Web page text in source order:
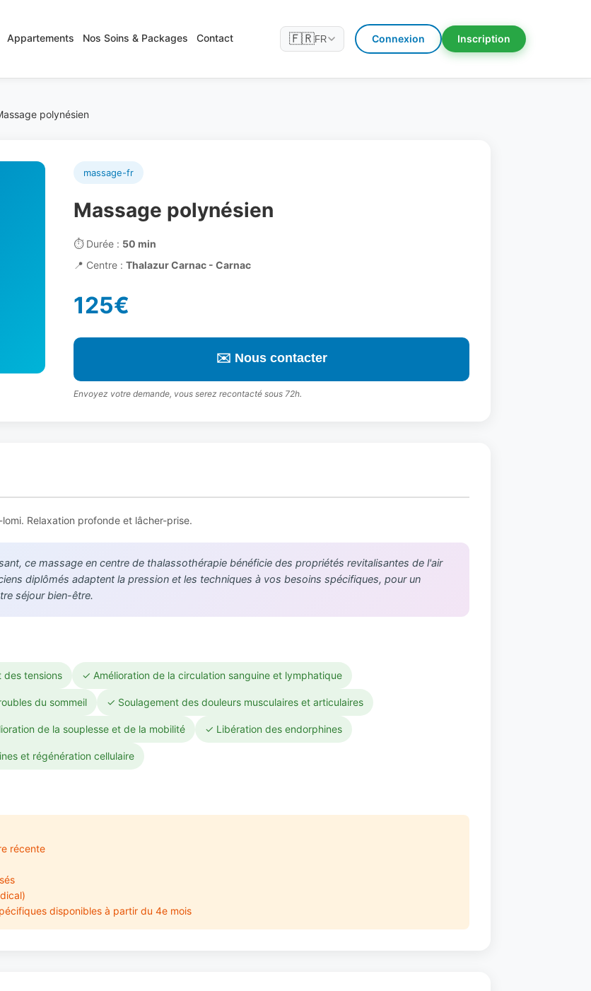
Appartements Nos Soins & Packages Contact 🇫🇷FR Connexion Inscription
polynésien
massage-fr
Massage polynésien
⏱️Durée : 50 min
📍 Centre : Thalazur Carnac - Carnac
125€
✉️ Nous contacter
Envoyez votre demande, vous serez recontacté sous 72h.
Relaxation profonde et lâcher-prise.
ce massage en centre de thalassothérapie bénéficie des propriétés revitalisantes de l'air
diplômés adaptent la pression et les techniques à vos besoins spécifiques, pour un
séjour bien-être.
des tensions ✓ Amélioration de la circulation sanguine et lymphatique
du sommeil ✓ Soulagement des douleurs musculaires et articulaires
de la souplesse et de la mobilité ✓ Libération des endorphines
et régénération cellulaire
récente
disponibles à partir du 4e mois